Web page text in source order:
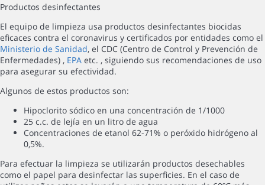
Productos desinfectantes
El equipo de limpieza usa productos desinfectantes biocidas
eficaces contra el coronavirus y certificados por entidades como el
Ministerio de Sanidad, el CDC (Centro de Control y Prevención de
Enfermedades) , EPA etc. , siguiendo sus recomendaciones de uso
para asegurar su efectividad.
Algunos de estos productos son:
Hipoclorito sódico en una concentración de 1/1000
25 c.c. de lejía en un litro de agua
Concentraciones de etanol 62-71% o peróxido hidrógeno al
0,5%.
Para efectuar la limpieza se utilizarán productos desechables
como el papel para desinfectar las superficies. En el caso de